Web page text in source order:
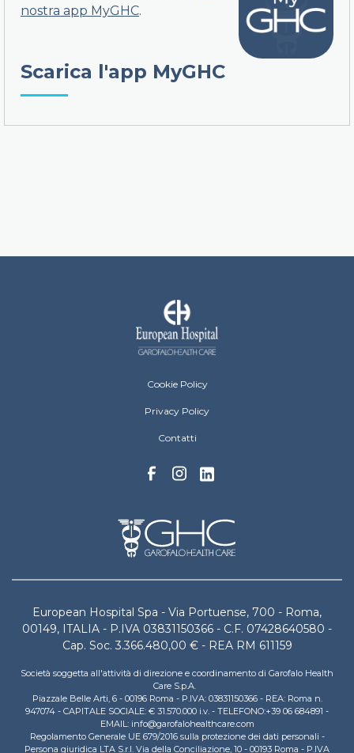
Scarica l'app MyGHC
nostra app MyGHC.
European Hospital Menu Footer
Cookie Policy
Privacy Policy
Contatti
European Hospital Spa - Via Portuense, 700 - Roma,
00149, ITALIA - P.IVA 03831150366 - C.F. 07428640580 -
Cap. Soc. 3.366.480,00 € - REA RM 611159
Società soggetta all'attività di direzione e coordinamento di Garofalo Health
Care S.p.A.
Piazzale Belle Arti, 6 - 00196 Roma - P.IVA: 03831150366 - REA: Roma n.
947074 - CAPITALE SOCIALE: € 31.570.000 i.v. - TELEFONO:+39 06 684891 -
EMAIL: info@garofalohealthcare.com
Regolamento Generale UE 679/2016 sulla protezione dei dati personali -
Persona giuridica LTA S.r.l. Via della Conciliazione, 10 - 00193 Roma - P.IVA